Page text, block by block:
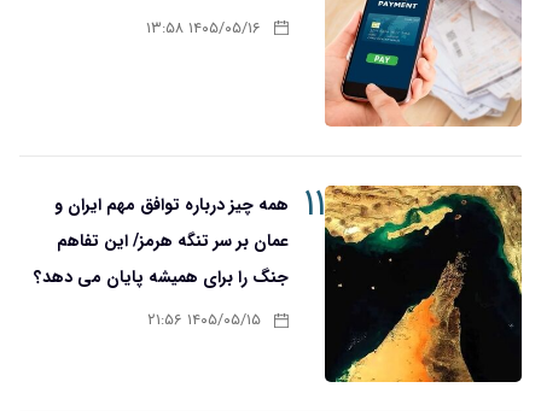
۱۴۰۵/۰۵/۱۶ ۱۳:۵۸
۱۱
همه چیز درباره توافق مهم ایران و
عمان بر سر تنگه هرمز/ این تفاهم
جنگ را برای همیشه پایان می دهد؟
۱۴۰۵/۰۵/۱۵ ۲۱:۵۶